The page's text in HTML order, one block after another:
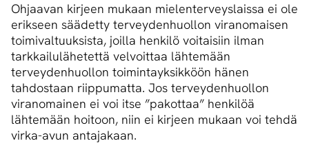
Ohjaavan kirjeen mukaan mielenterveyslaissa ei ole
erikseen säädetty terveydenhuollon viranomaisen
toimivaltuuksista, joilla henkilö voitaisiin ilman
tarkkailulähetettä velvoittaa lähtemään
terveydenhuollon toimintayksikköön hänen
tahdostaan riippumatta. Jos terveydenhuollon
viranomainen ei voi itse ”pakottaa” henkilöä
lähtemään hoitoon, niin ei kirjeen mukaan voi tehdä
virka-avun antajakaan.